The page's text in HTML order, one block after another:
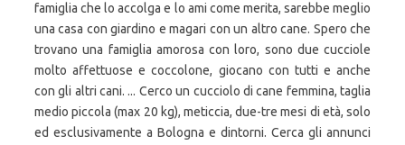
famiglia che lo accolga e lo ami come merita, sarebbe meglio
una casa con giardino e magari con un altro cane. Spero che
trovano una famiglia amorosa con loro, sono due cucciole
molto affettuose e coccolone, giocano con tutti e anche
con gli altri cani. ... Cerco un cucciolo di cane femmina, taglia
medio piccola (max 20 kg), meticcia, due-tre mesi di età, solo
ed esclusivamente a Bologna e dintorni. Cerca gli annunci